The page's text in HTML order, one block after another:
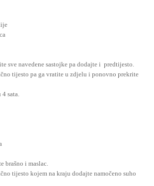
sve navedene sastojke pa dodajte i predtijesto.
tijesto pa ga vratite u zdjelu i ponovno prekrite
sata.
brašno i maslac.
tijesto kojem na kraju dodajte namočeno suho